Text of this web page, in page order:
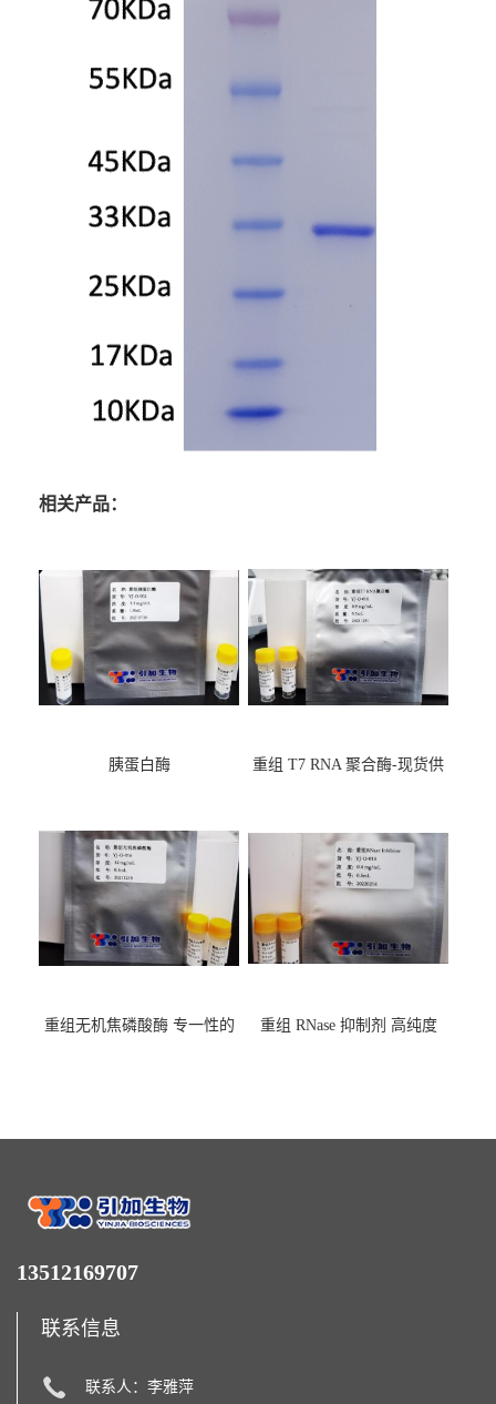
相关产品：
胰蛋白酶
重组 T7 RNA 聚合酶-现货供
重组无机焦磷酸酶 专一性的
重组 RNase 抑制剂 高纯度
13512169707
联系信息
联系人：李雅萍